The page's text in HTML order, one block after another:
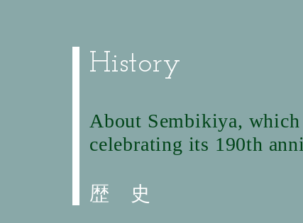
History
About Sembikiya,
celebrating its 190th
歴 史